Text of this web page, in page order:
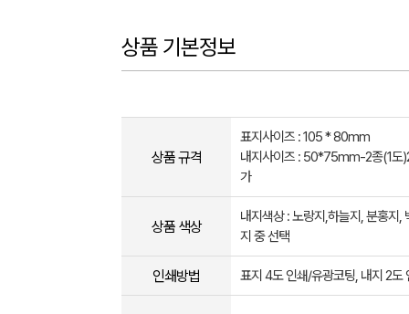
상품 기본정보
상품 규격
표지사이즈 : 105 * 80mm
내지사이즈 : 50*75mm-2종(1도
가
상품 색상
내지색상 : 노랑지,하늘지, 분홍지,
지 중 선택
인쇄방법 표지 4도 인쇄/유광코팅, 내지 2도